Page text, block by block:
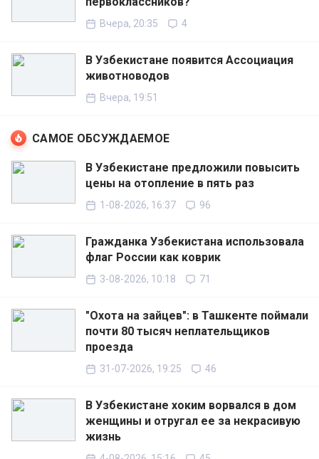
Вчера, 20:35 4
В Узбекистане появится Ассоциация
животноводов
Вчера, 19:51
САМОЕ ОБСУЖДАЕМОЕ
В Узбекистане предложили повысить
цены на отопление в пять раз
1-08-2026, 16:37 96
Гражданка Узбекистана использовала
флаг России как коврик
3-08-2026, 10:18 71
"Охота на зайцев": в Ташкенте поймали
почти 80 тысяч неплательщиков
проезда
31-07-2026, 19:25 46
В Узбекистане хоким ворвался в дом
женщины и отругал ее за некрасивую
жизнь